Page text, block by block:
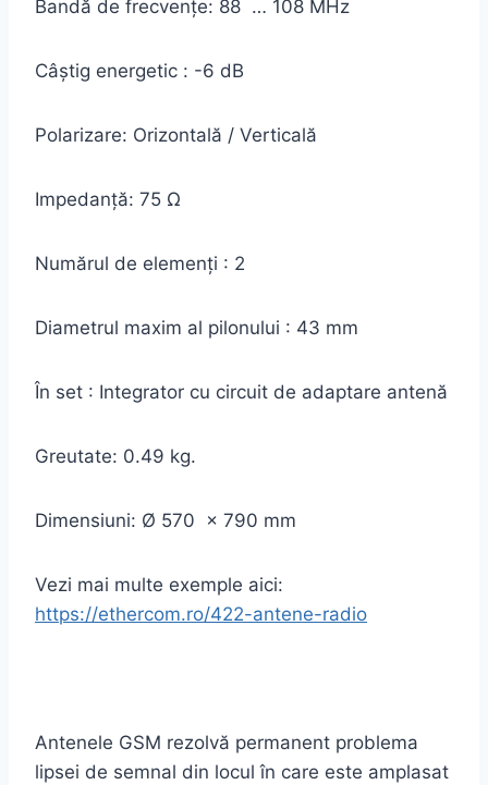
Bandă de frecvenţe: 88 … 108 MHz
Câştig energetic : -6 dB
Polarizare: Orizontală / Verticală
Impedanţă: 75 Ω
Numărul de elemenți : 2
Diametrul maxim al pilonului : 43 mm
În set : Integrator cu circuit de adaptare antenă
Greutate: 0.49 kg.
Dimensiuni: Ø 570 x 790 mm
Vezi mai multe exemple aici:
https://ethercom.ro/422-antene-radio
Antenele GSM rezolvă permanent problema
lipsei de semnal din locul în care este amplasat